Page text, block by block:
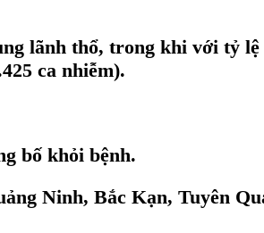
lãnh thổ, trong khi với tỷ lệ
ca nhiễm).
bố khỏi bệnh.
Ninh, Bắc Kạn, Tuyên